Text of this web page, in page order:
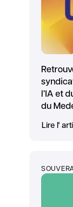
l’IA et
du
Lire l'